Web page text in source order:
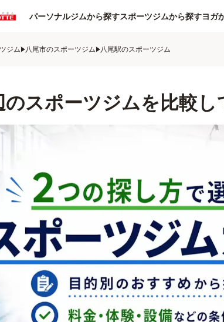
パーソナルジムから探すスポーツジムから探すヨガ
ジム 八尾市のスポーツジム 八尾駅のスポーツジム
のスポーツジムを比較し